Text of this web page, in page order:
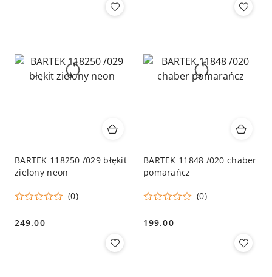
BARTEK 118250 /029 błękit
zielony neon
(0)
Cena:
249.00
BARTEK 11848 /020 chaber
pomarańcz
(0)
Cena:
199.00